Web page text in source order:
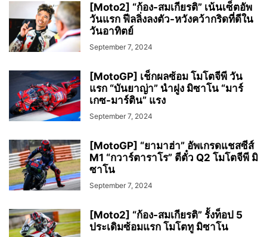
[Moto2] “ก้อง-สมเกียรติ” เน้นเซ็ตอัพ
วันแรก ฟีลลิ่งลงตัว-หวังคว้ากริดที่ดีใน
วันอาทิตย์
September 7, 2024
[MotoGP] เช็กผลซ้อม โมโตจีพี วัน
แรก “บันยาญ่า” นำฝูง มิซาโน “มาร์
เกซ-มาร์ติน” แรง
September 7, 2024
[MotoGP] “ยามาฮ่า” อัพเกรดแชสซีส์
M1 “กวาร์ตาราโร” ตีตั๋ว Q2 โมโตจีพี มิ
ซาโน
September 7, 2024
[Moto2] “ก้อง-สมเกียรติ” รั้งท็อป 5
ประเดิมซ้อมแรก โมโตทู มิซาโน